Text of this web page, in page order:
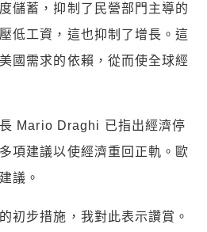
儲蓄，抑制了民營部門主導的
低工資，這也抑制了增長。這
國需求的依賴，從而使全球經
Mario Draghi 已指出經濟停
項建議以使經濟重回正軌。歐
議。
初步措施，我對此表示讚賞。